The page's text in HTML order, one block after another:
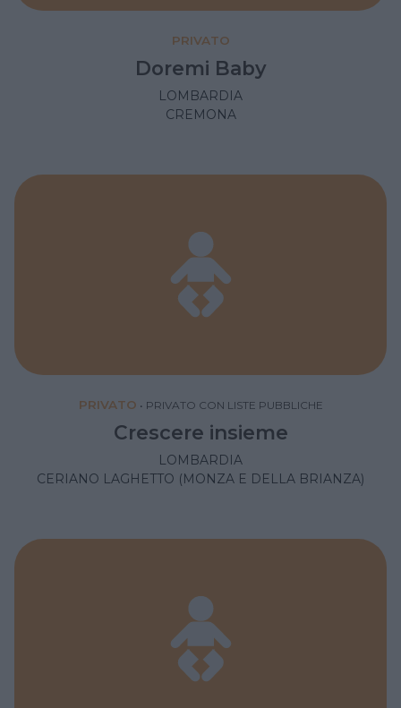
PRIVATO
Doremi Baby
LOMBARDIA
CREMONA
PRIVATO • PRIVATO CON LISTE PUBBLICHE
Crescere insieme
LOMBARDIA
CERIANO LAGHETTO (MONZA E DELLA BRIANZA)